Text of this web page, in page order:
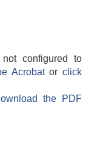
configured to
Acrobatorclick
the PDF